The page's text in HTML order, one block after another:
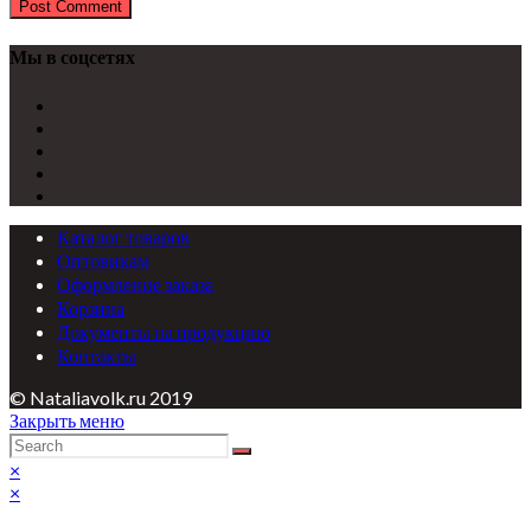
Мы в соцсетях
Каталог товаров
Оптовикам
Оформление заказа
Корзина
Документы на продукцию
Контакты
© Nataliavolk.ru 2019
Закрыть меню
×
×